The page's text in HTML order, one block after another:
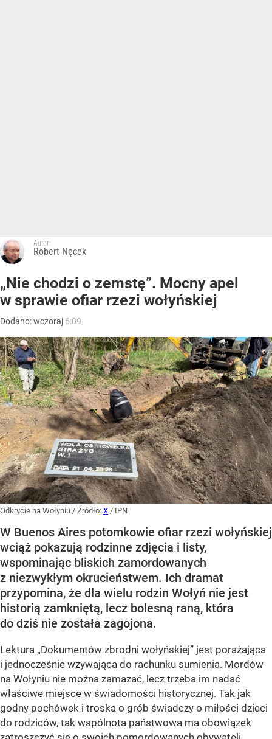
Autor:
Robert Nęcek
„Nie chodzi o zemstę”. Mocny apel
w sprawie ofiar rzezi wołyńskiej
Dodano:wczoraj 6:09
Odkrycie na Wołyniu / Źródło: X / IPN
W Buenos Aires potomkowie ofiar rzezi wołyńskiej
wciąż pokazują rodzinne zdjęcia i listy,
wspominając bliskich zamordowanych
z niezwykłym okrucieństwem. Ich dramat
przypomina, że dla wielu rodzin Wołyń nie jest
historią zamkniętą, lecz bolesną raną, która
do dziś nie została zagojona.
Lektura „Dokumentów zbrodni wołyńskiej” jest porażająca
i jednocześnie wzywająca do rachunku sumienia. Mordów
na Wołyniu nie można zamazać, lecz trzeba im nadać
właściwe miejsce w świadomości historycznej. Tak jak
godny pochówek i troska o grób świadczy o miłości dzieci
do rodziców, tak wspólnota państwowa ma obowiązek